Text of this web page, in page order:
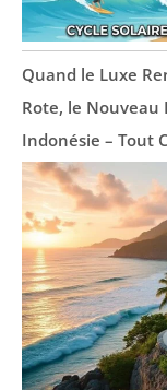
Quand le Luxe
Rote, le Nouveau
Indonésie – Tout